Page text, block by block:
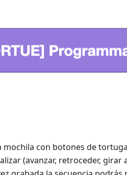
mochila con botones de
(avanzar, retroceder,